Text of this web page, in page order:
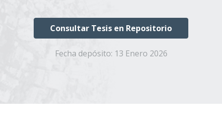
Consultar Tesis en Repositorio
Fecha depósito: 13 Enero 2026